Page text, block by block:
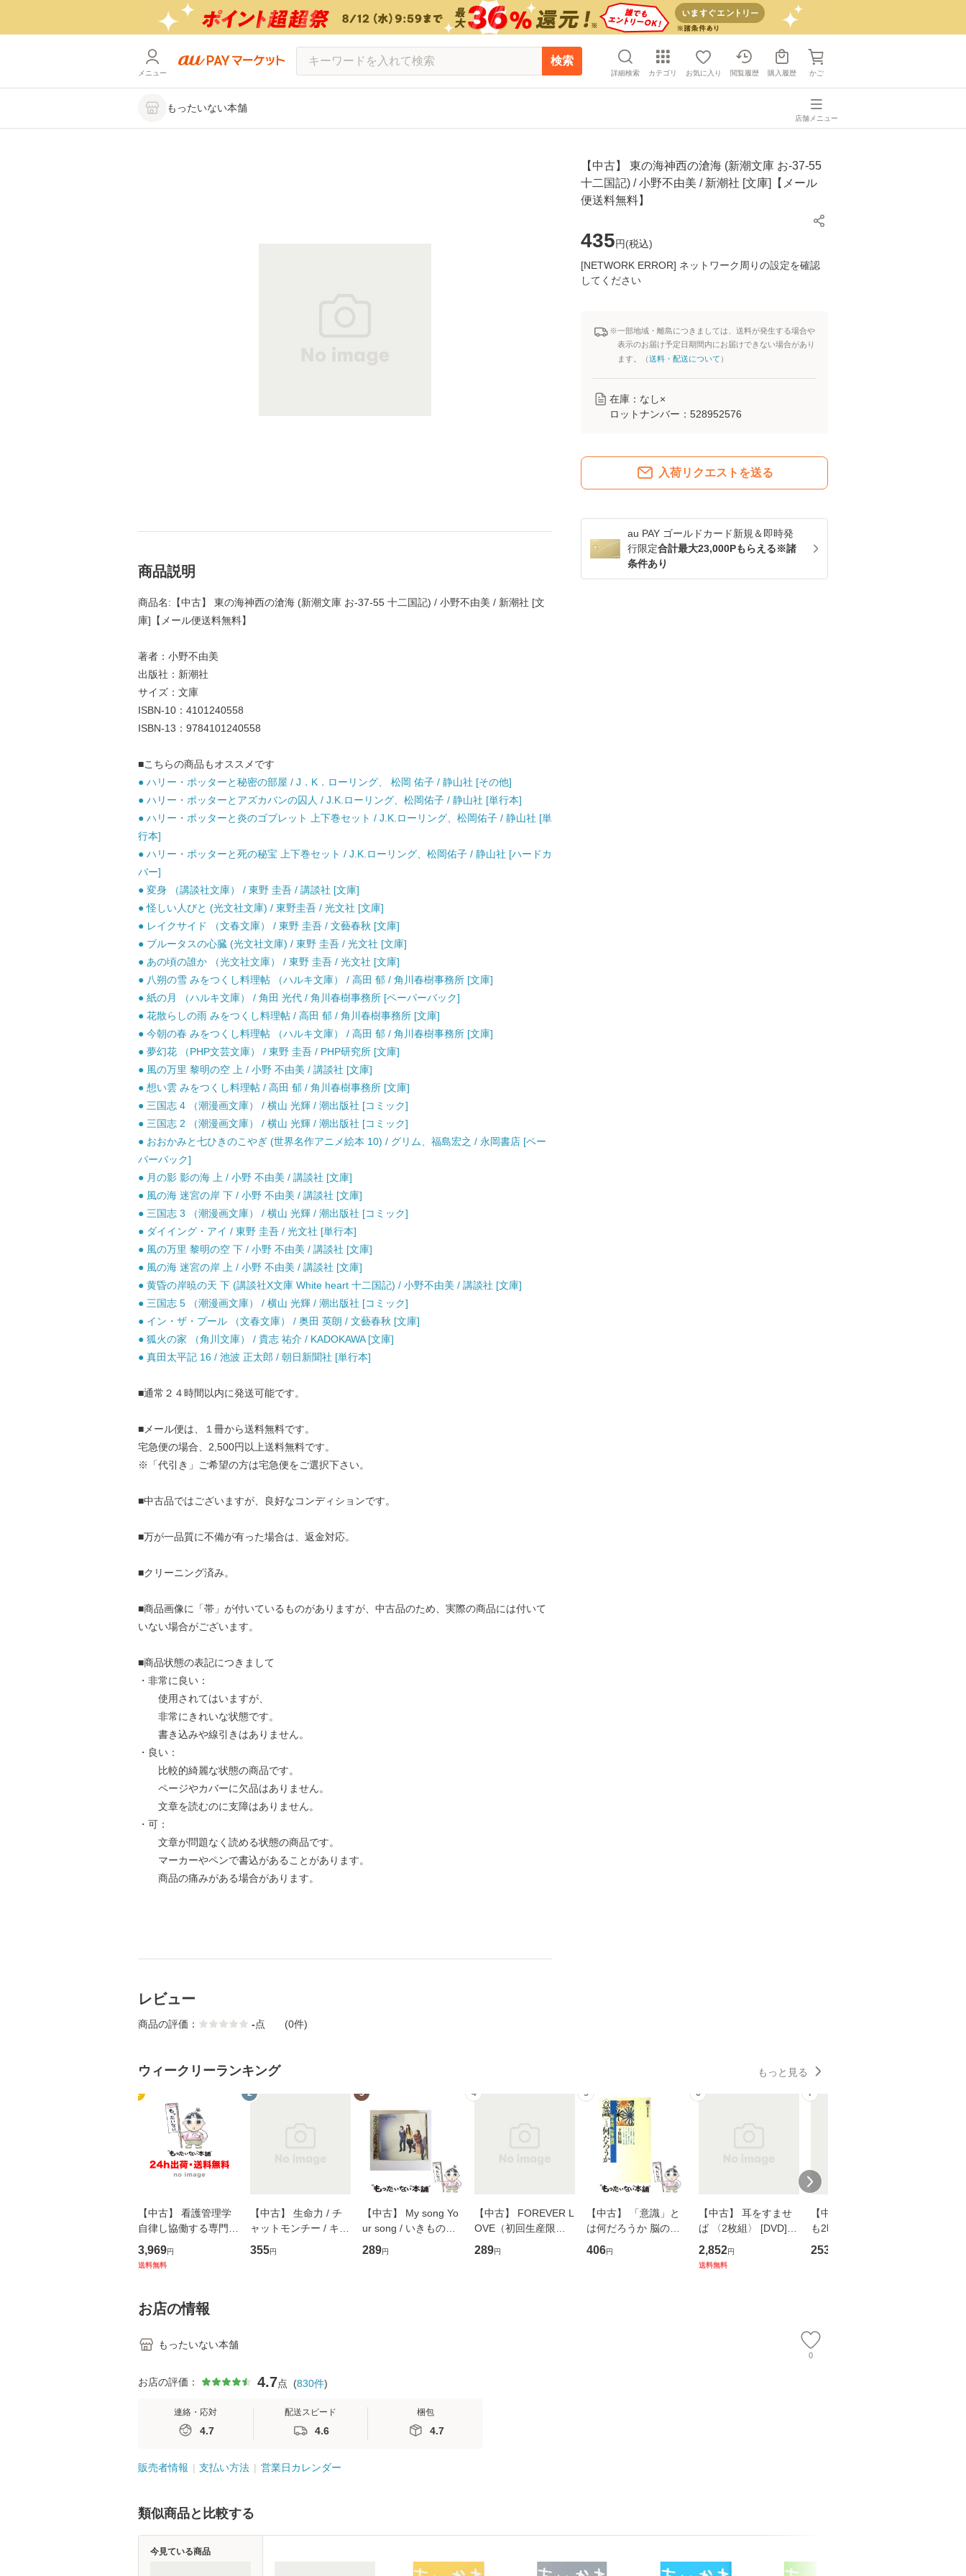
メニュー
検索
詳細検索 カテゴリ お気に入り 閲覧履歴 購入履歴 かご
もったいない本舗
店舗メニュー
【中古】 東の海神西の滄海 (新潮文庫 お-37-55
十二国記) / 小野不由美 / 新潮社 [文庫]【メール
便送料無料】
435円(税込)
[NETWORK ERROR] ネットワーク周りの設定を確認
してください
※一部地域・離島につきましては、送料が発生する場合や
表示のお届け予定日期間内にお届けできない場合があり
ます。（送料・配送について ）
在庫：なし×
ロットナンバー： 528952576
入荷リクエストを送る
au PAY ゴールドカード新規＆即時発
行限定合計最大23,000Pもらえる※諸
条件あり
商品説明
商品名:【中古】 東の海神西の滄海 (新潮文庫 お-37-55 十二国記) / 小野不由美 / 新潮社 [文
庫]【メール便送料無料】
著者：小野不由美
出版社：新潮社
サイズ：文庫
ISBN-10：4101240558
ISBN-13：9784101240558
■こちらの商品もオススメです
● ハリー・ポッターと秘密の部屋 / J．K．ローリング、 松岡 佑子 / 静山社 [その他]
● ハリー・ポッターとアズカバンの囚人 / J.K.ローリング、松岡佑子 / 静山社 [単行本]
● ハリー・ポッターと炎のゴブレット 上下巻セット / J.K.ローリング、松岡佑子 / 静山社 [単
行本]
● ハリー・ポッターと死の秘宝 上下巻セット / J.K.ローリング、松岡佑子 / 静山社 [ハードカ
バー]
● 変身 （講談社文庫） / 東野 圭吾 / 講談社 [文庫]
● 怪しい人びと (光文社文庫) / 東野圭吾 / 光文社 [文庫]
● レイクサイド （文春文庫） / 東野 圭吾 / 文藝春秋 [文庫]
● ブルータスの心臓 (光文社文庫) / 東野 圭吾 / 光文社 [文庫]
● あの頃の誰か （光文社文庫） / 東野 圭吾 / 光文社 [文庫]
● 八朔の雪 みをつくし料理帖 （ハルキ文庫） / 高田 郁 / 角川春樹事務所 [文庫]
● 紙の月 （ハルキ文庫） / 角田 光代 / 角川春樹事務所 [ペーパーバック]
● 花散らしの雨 みをつくし料理帖 / 高田 郁 / 角川春樹事務所 [文庫]
● 今朝の春 みをつくし料理帖 （ハルキ文庫） / 高田 郁 / 角川春樹事務所 [文庫]
● 夢幻花 （PHP文芸文庫） / 東野 圭吾 / PHP研究所 [文庫]
● 風の万里 黎明の空 上 / 小野 不由美 / 講談社 [文庫]
● 想い雲 みをつくし料理帖 / 高田 郁 / 角川春樹事務所 [文庫]
● 三国志 4 （潮漫画文庫） / 横山 光輝 / 潮出版社 [コミック]
● 三国志 2 （潮漫画文庫） / 横山 光輝 / 潮出版社 [コミック]
● おおかみと七ひきのこやぎ (世界名作アニメ絵本 10) / グリム、福島宏之 / 永岡書店 [ペー
パーバック]
● 月の影 影の海 上 / 小野 不由美 / 講談社 [文庫]
● 風の海 迷宮の岸 下 / 小野 不由美 / 講談社 [文庫]
● 三国志 3 （潮漫画文庫） / 横山 光輝 / 潮出版社 [コミック]
● ダイイング・アイ / 東野 圭吾 / 光文社 [単行本]
● 風の万里 黎明の空 下 / 小野 不由美 / 講談社 [文庫]
● 風の海 迷宮の岸 上 / 小野 不由美 / 講談社 [文庫]
● 黄昏の岸暁の天 下 (講談社X文庫 White heart 十二国記) / 小野不由美 / 講談社 [文庫]
● 三国志 5 （潮漫画文庫） / 横山 光輝 / 潮出版社 [コミック]
● イン・ザ・プール （文春文庫） / 奥田 英朗 / 文藝春秋 [文庫]
● 狐火の家 （角川文庫） / 貴志 祐介 / KADOKAWA [文庫]
● 真田太平記 16 / 池波 正太郎 / 朝日新聞社 [単行本]
■通常２４時間以内に発送可能です。
■メール便は、１冊から送料無料です。
宅急便の場合、2,500円以上送料無料です。
※「代引き」ご希望の方は宅急便をご選択下さい。
■中古品ではございますが、良好なコンディションです。
■万が一品質に不備が有った場合は、返金対応。
■クリーニング済み。
■商品画像に「帯」が付いているものがありますが、中古品のため、実際の商品には付いて
いない場合がございます。
■商品状態の表記につきまして
・非常に良い：
使用されてはいますが、
非常にきれいな状態です。
書き込みや線引きはありません。
・良い：
比較的綺麗な状態の商品です。
ページやカバーに欠品はありません。
文章を読むのに支障はありません。
・可：
文章が問題なく読める状態の商品です。
マーカーやペンで書込があることがあります。
商品の痛みがある場合があります。
レビュー
商品の評価： -点 (0件)
ウィークリーランキング もっと見る
1
【中古】 看護管理学
自律し協働する専門職
の看護マネジメントス
キル 改訂第3版 (看護
堂 [単行
3,969円
送料無料
2
【中古】 生命力 / チ
ャットモンチー / キュ
ーンレコード [CD]
【メール便送料無料】
355円
3
【中古】 My song Yo
ur song / いきものが
かり / [CD]【メール便
送料無料】
289円
4
【中古】 FOREVER L
OVE（初回生産限定
盤） / 清水翔太×加藤
ミリヤ / [CD]【メール
289円
5
【中古】 「意識」と
は何だろうか 脳の来
歴、知覚の錯誤 （講
談社現代新書） / 下条
406円
6
【中古】 耳をすませ
ば 〈2枚組〉 [DVD] /
ブエナ・ビスタ・ホー
ム・エンターテイメン
2,852円
送料無料
7
【中古】 知識ゼロで
も2時間で決算書が読
めるようになる！ 会
253
お店の情報
もったいない本舗
0
お店の評価： 4.7点 (830件)
連絡・応対
4.7
配送スピード
4.6
梱包
4.7
販売者情報 支払い方法 営業日カレンダー
類似商品と比較する
今見ている商品